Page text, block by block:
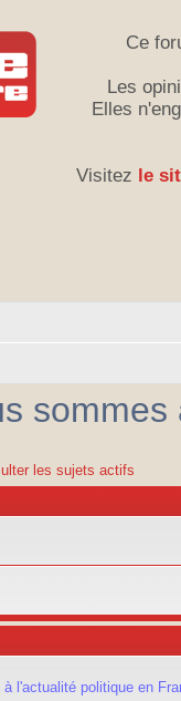
Ce
Les
Elles
Visitez le
les sujets actifs
l'actualité politique en